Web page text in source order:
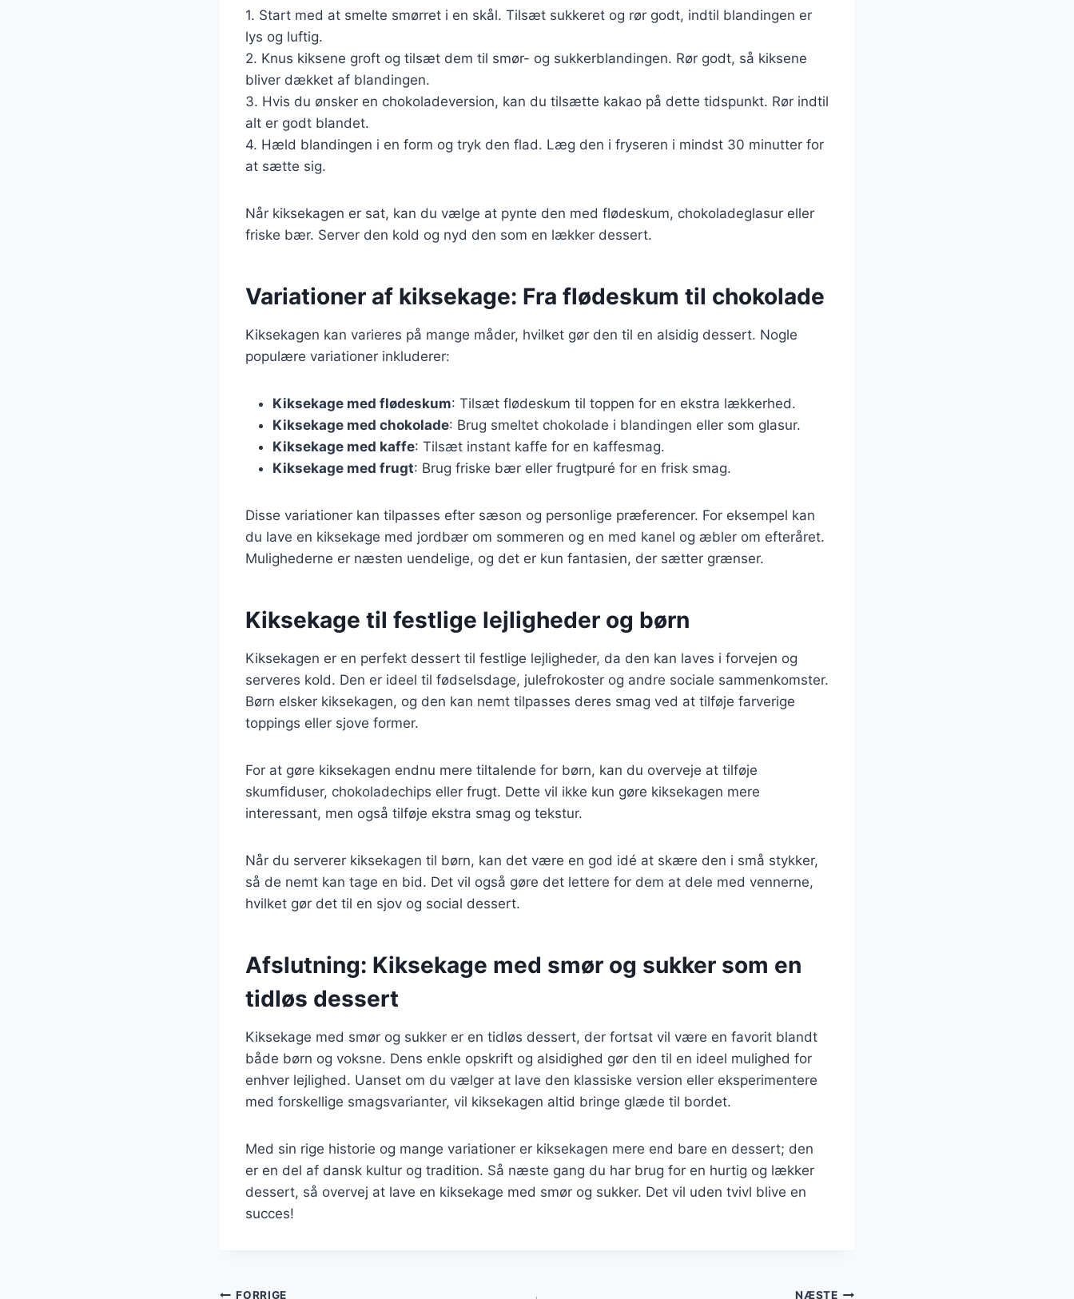
1. Start med at smelte smørret i en skål. Tilsæt sukkeret og rør godt, indtil blandingen er
lys og luftig.
2. Knus kiksene groft og tilsæt dem til smør- og sukkerblandingen. Rør godt, så kiksene
bliver dækket af blandingen.
3. Hvis du ønsker en chokoladeversion, kan du tilsætte kakao på dette tidspunkt. Rør indtil
alt er godt blandet.
4. Hæld blandingen i en form og tryk den flad. Læg den i fryseren i mindst 30 minutter for
at sætte sig.
Når kiksekagen er sat, kan du vælge at pynte den med flødeskum, chokoladeglasur eller
friske bær. Server den kold og nyd den som en lækker dessert.
Variationer af kiksekage: Fra flødeskum til chokolade
Kiksekagen kan varieres på mange måder, hvilket gør den til en alsidig dessert. Nogle
populære variationer inkluderer:
Kiksekage med flødeskum: Tilsæt flødeskum til toppen for en ekstra lækkerhed.
Kiksekage med chokolade: Brug smeltet chokolade i blandingen eller som glasur.
Kiksekage med kaffe: Tilsæt instant kaffe for en kaffesmag.
Kiksekage med frugt: Brug friske bær eller frugtpuré for en frisk smag.
Disse variationer kan tilpasses efter sæson og personlige præferencer. For eksempel kan
du lave en kiksekage med jordbær om sommeren og en med kanel og æbler om efteråret.
Mulighederne er næsten uendelige, og det er kun fantasien, der sætter grænser.
Kiksekage til festlige lejligheder og børn
Kiksekagen er en perfekt dessert til festlige lejligheder, da den kan laves i forvejen og
serveres kold. Den er ideel til fødselsdage, julefrokoster og andre sociale sammenkomster.
Børn elsker kiksekagen, og den kan nemt tilpasses deres smag ved at tilføje farverige
toppings eller sjove former.
For at gøre kiksekagen endnu mere tiltalende for børn, kan du overveje at tilføje
skumfiduser, chokoladechips eller frugt. Dette vil ikke kun gøre kiksekagen mere
interessant, men også tilføje ekstra smag og tekstur.
Når du serverer kiksekagen til børn, kan det være en god idé at skære den i små stykker,
så de nemt kan tage en bid. Det vil også gøre det lettere for dem at dele med vennerne,
hvilket gør det til en sjov og social dessert.
Afslutning: Kiksekage med smør og sukker som en
tidløs dessert
Kiksekage med smør og sukker er en tidløs dessert, der fortsat vil være en favorit blandt
både børn og voksne. Dens enkle opskrift og alsidighed gør den til en ideel mulighed for
enhver lejlighed. Uanset om du vælger at lave den klassiske version eller eksperimentere
med forskellige smagsvarianter, vil kiksekagen altid bringe glæde til bordet.
Med sin rige historie og mange variationer er kiksekagen mere end bare en dessert; den
er en del af dansk kultur og tradition. Så næste gang du har brug for en hurtig og lækker
dessert, så overvej at lave en kiksekage med smør og sukker. Det vil uden tvivl blive en
succes!
FORRIGE NÆSTE